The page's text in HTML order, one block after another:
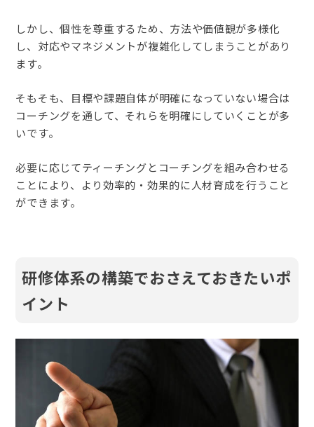
しかし、個性を尊重するため、方法や価値観が多様化
し、対応やマネジメントが複雑化してしまうことがあり
ます。
そもそも、目標や課題自体が明確になっていない場合は
コーチングを通して、それらを明確にしていくことが多
いです。
必要に応じてティーチングとコーチングを組み合わせる
ことにより、より効率的・効果的に人材育成を行うこと
ができます。
研修体系の構築でおさえておきたいポ
イント